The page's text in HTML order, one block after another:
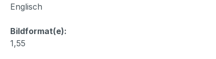
Englisch
Bildformat(e):
1,55